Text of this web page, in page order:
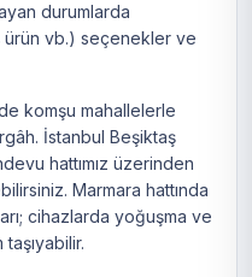
durumlarda
ürün vb.) seçenekler ve
komşu mahallelerle
İstanbul Beşiktaş
hattımız üzerinden
Marmara hattında
cihazlarda yoğuşma ve